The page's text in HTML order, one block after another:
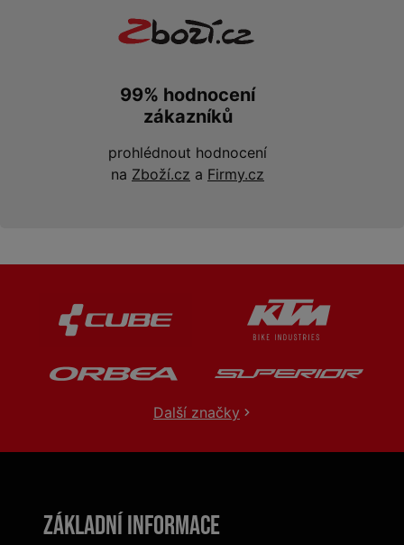
99% hodnocení
zákazníků
prohlédnout hodnocení
na Zboží.cz a Firmy.cz
Další značky
Základní informace